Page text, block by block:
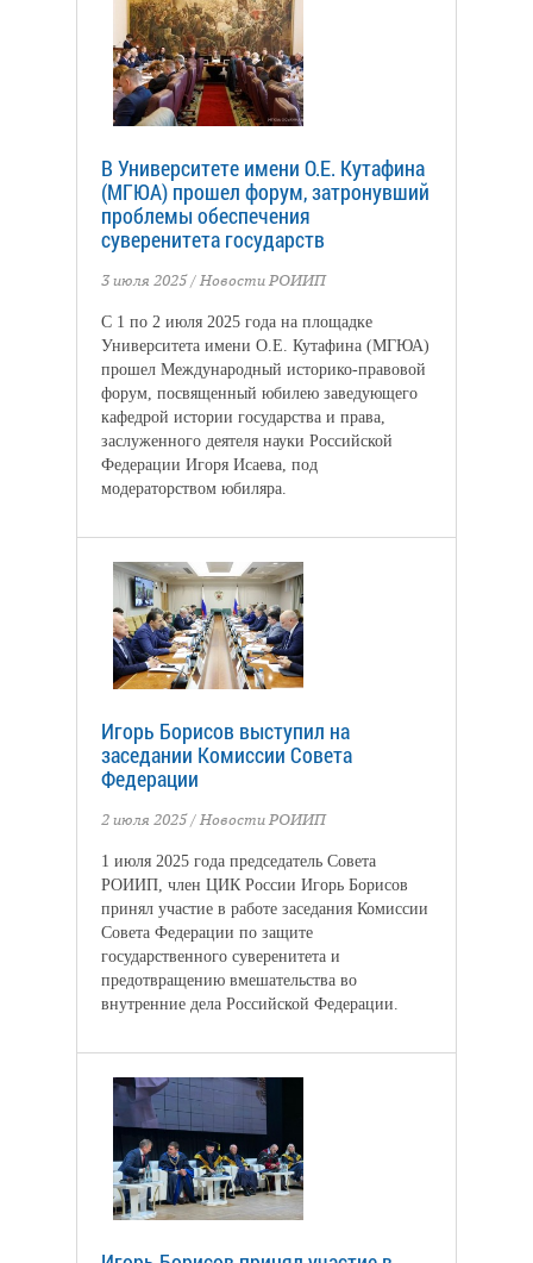
В Университете имени О.Е. Кутафина
(МГЮА) прошел форум, затронувший
проблемы обеспечения
суверенитета государств
3 июля 2025/ Новости РОИИП
С 1 по 2 июля 2025 года на площадке
Университета имени О.Е. Кутафина (МГЮА)
прошел Международный историко-правовой
форум, посвященный юбилею заведующего
кафедрой истории государства и права,
заслуженного деятеля науки Российской
Федерации Игоря Исаева, под
модераторством юбиляра.
Игорь Борисов выступил на
заседании Комиссии Совета
Федерации
2 июля 2025/ Новости РОИИП
1 июля 2025 года председатель Совета
РОИИП, член ЦИК России Игорь Борисов
принял участие в работе заседания Комиссии
Совета Федерации по защите
государственного суверенитета и
предотвращению вмешательства во
внутренние дела Российской Федерации.